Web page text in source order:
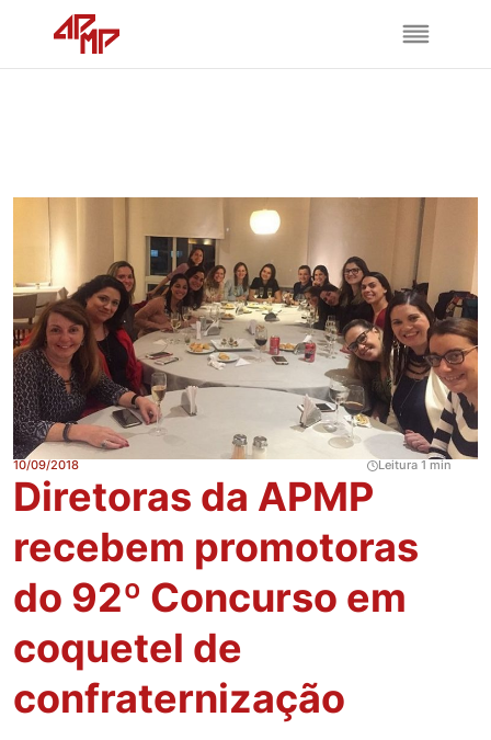
10/09/2018 Leitura 1 min
Diretoras da APMP
recebem promotoras
do 92º Concurso em
coquetel de
confraternização